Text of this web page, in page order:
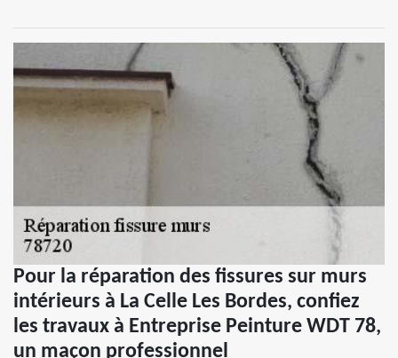
Pour la réparation des fissures sur murs
intérieurs à La Celle Les Bordes, confiez
les travaux à Entreprise Peinture WDT 78,
un maçon professionnel